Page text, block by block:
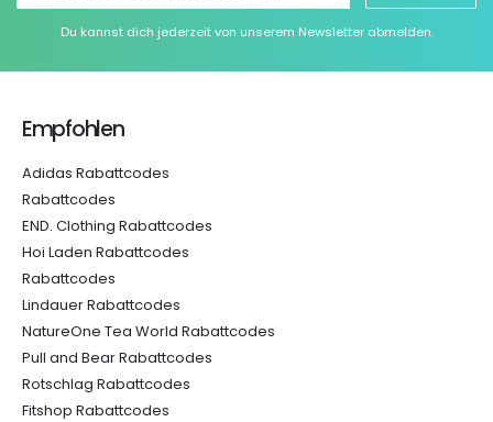
Du kannst dich jederzeit von unserem Newsletter abmelden.
Empfohlen
Adidas Rabattcodes
Rabattcodes
END. Clothing Rabattcodes
Hoi Laden Rabattcodes
Rabattcodes
Lindauer Rabattcodes
NatureOne Tea World Rabattcodes
Pull and Bear Rabattcodes
Rotschlag Rabattcodes
Fitshop Rabattcodes